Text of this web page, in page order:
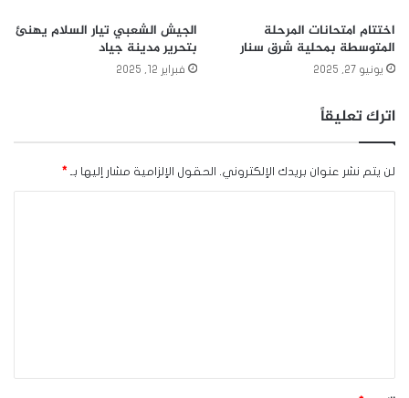
اختتام امتحانات المرحلة
المتوسطة بمحلية شرق سنار
يونيو 27, 2025
الجيش الشعبي تيار السلام يهنئ
بتحرير مدينة جياد
فبراير 12, 2025
اترك تعليقاً
لن يتم نشر عنوان بريدك الإلكتروني. الحقول الإلزامية مشار إليها بـ *